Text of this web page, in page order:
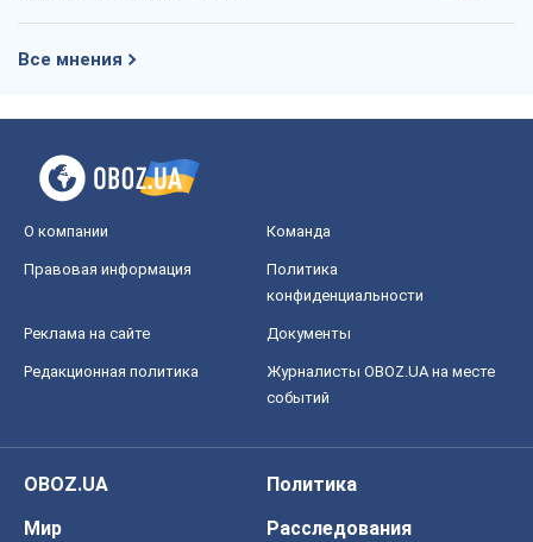
Все мнения
О компании Команда
Правовая информация
Политика
конфиденциальности
Реклама на сайте Документы
Редакционная политика
Журналисты OBOZ.UA на месте
событий
OBOZ.UA
Политика
Мир
Расследования